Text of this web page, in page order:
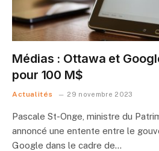
Médias : Ottawa et
pour 100 M$
Actualités 29 novembre 2023
Pascale St-Onge, ministre du
annoncé une entente entre le
Google dans le cadre de…